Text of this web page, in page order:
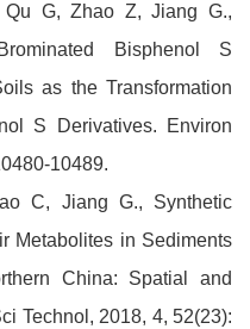
G, Zhao Z, Jiang G.,
Bisphenol S
as the Transformation
S Derivatives. Environ
10489.
C, Jiang G., Synthetic
Metabolites in Sediments
China: Spatial and
Technol, 2018, 4, 52(23):